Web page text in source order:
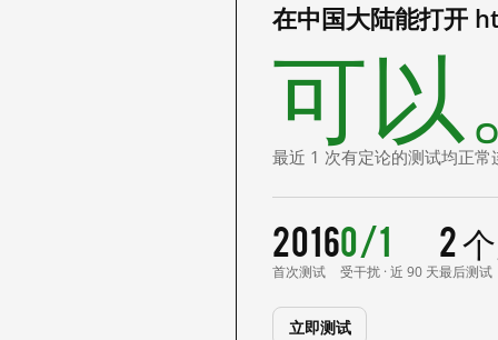
在中国大陆能打开
可以
最近 1 次有定论的测试均正常
2016
首次测试
0/1
受干扰 · 近 90 天
2
最后测试
立即测试